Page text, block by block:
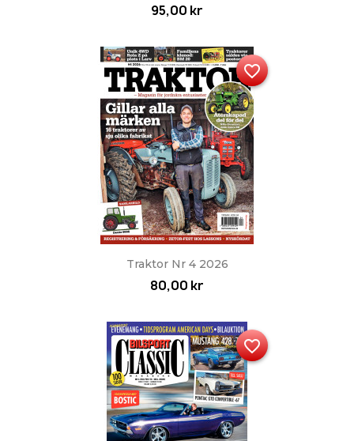
95,00 kr
Traktor Nr 4 2026
80,00 kr
favorite_border
favorite_border